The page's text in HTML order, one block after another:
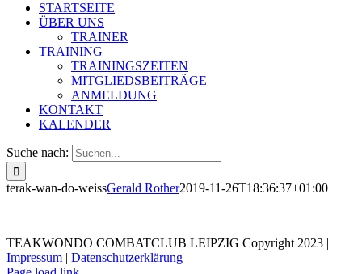
STARTSEITE
ÜBER UNS
TRAINER
TRAINING
TRAININGSZEITEN
MITGLIEDSBEITRÄGE
ANMELDUNG
KONTAKT
KALENDER
Suche nach:
terak-wan-do-weissGerald Rother2019-11-26T18:36:37+01:00
TEAKWONDO COMBATCLUB LEIPZIG Copyright 2023 |
Impressum | Datenschutzerklärung